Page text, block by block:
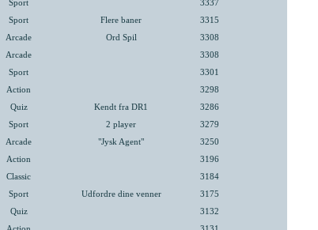
Sport 3337
Sport Flere baner 3315
Arcade Ord Spil 3308
Arcade 3308
Sport 3301
Action 3298
Quiz Kendt fra DR1 3286
Sport 2 player 3279
Arcade "Jysk Agent" 3250
Action 3196
Classic 3184
Sport Udfordre dine venner 3175
Quiz 3132